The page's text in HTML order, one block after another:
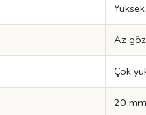
Yüksek
Az
Çok
20